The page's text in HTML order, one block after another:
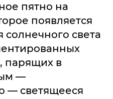
пятно на
появляется
света
парящих в
—
— светящееся